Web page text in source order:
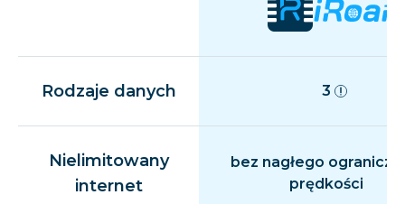
Rodzaje danych 3
Nielimitowany
internet
bez nagłego
prędkości